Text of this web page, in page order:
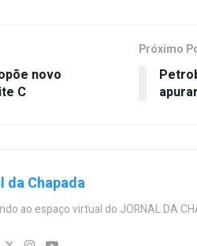
novo
C
Próximo
da Chapada
ao espaço virtual do JORNAL DA